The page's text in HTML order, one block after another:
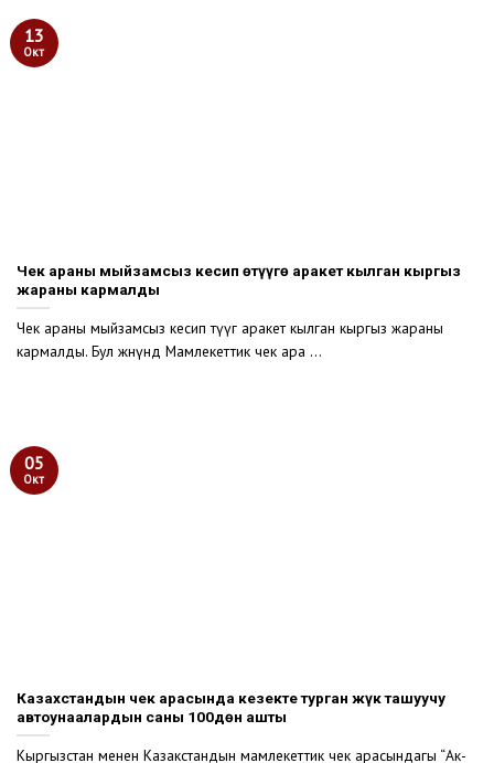
Чек араны мыйзамсыз кесип өтүүгө аракет кылган кыргыз
жараны кармалды
Чек араны мыйзамсыз кесип өтүүгө аракет кылган кыргыз жараны
кармалды. Бул жөнүндө Мамлекеттик чек ара ...
13
Окт
Казахстандын чек арасында кезекте турган жүк ташуучу
автоунаалардын саны 100дөн ашты
Кыргызстан менен Казакстандын мамлекеттик чек арасындагы “Ак-
05
Окт